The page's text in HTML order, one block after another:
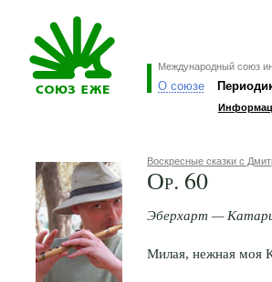
Международный союз
О союзе
Воскресные сказки с
Ор. 60
Эберхарт —
Милая, нежная моя